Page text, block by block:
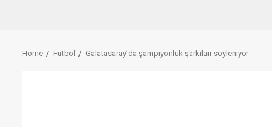
Home Futbol Galatasaray’da şampiyonluk şarkıları söyleniyor